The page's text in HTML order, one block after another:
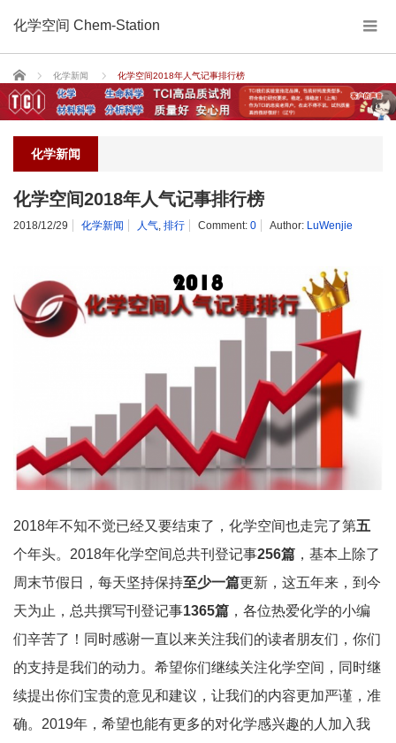
化学空间 Chem-Station
Home 化学新闻 化学空间2018年人气记事排行榜
化学新闻
化学空间2018年人气记事排行榜
2018/12/29 化学新闻 人气 排行 Comment: 0 Author: LuWenjie
2018年不知不觉已经又要结束了，化学空间也走完了第五
个年头。2018年化学空间总共刊登记事256篇 ，基本上除了
周末节假日，每天坚持保持至少一篇更新，这五年来，到今
天为止，总共撰写刊登记事1365篇 ，各位热爱化学的小编
们辛苦了！同时感谢一直以来关注我们的读者朋友们，你们
的支持是我们的动力。希望你们继续关注化学空间，同时继
续提出你们宝贵的意见和建议，让我们的内容更加严谨，准
确。2019年，希望也能有更多的对化学感兴趣的人加入我